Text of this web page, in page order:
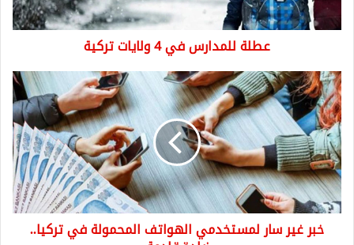
عطلة للمدارس في 4 ولايات تركية
خبر
غير
سار
لمستخدمي
الهواتف
المحمولة
في
تركيا..
زيادة
قادمةخبر غير سار لمستخدمي الهواتف المحمولة في تركيا..